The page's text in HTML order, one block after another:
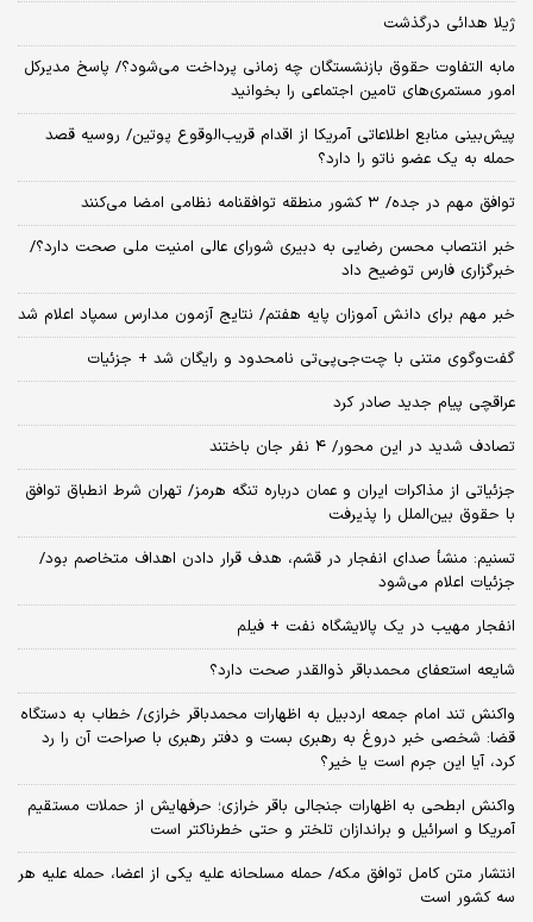
ژیلا هدائی درگذشت
مابه التفاوت حقوق بازنشستگان چه زمانی پرداخت می‌شود؟/ پاسخ مدیرکل
امور مستمری‌های تامین اجتماعی را بخوانید
پیش‌بینی منابع اطلاعاتی آمریکا از اقدام قریب‌الوقوع پوتین/ روسیه قصد
حمله به یک عضو ناتو را دارد؟
توافق مهم در جده/ ۳ کشور منطقه توافقنامه نظامی امضا می‌کنند
خبر انتصاب محسن رضایی به دبیری شورای عالی امنیت ملی صحت دارد؟/
خبرگزاری فارس توضیح داد
خبر مهم برای دانش آموزان پایه هفتم/ نتایج آزمون مدارس سمپاد اعلام شد
گفت‌وگوی متنی با چت‌جی‌پی‌تی نامحدود و رایگان شد + جزئیات
عراقچی پیام جدید صادر کرد
تصادف شدید در این محور/ ۴ نفر جان باختند
جزئیاتی از مذاکرات ایران و عمان درباره تنگه هرمز/ تهران شرط انطباق توافق
با حقوق بین‌الملل را پذیرفت
تسنیم: منشأ صدای انفجار در قشم، هدف قرار دادن اهداف متخاصم بود/
جزئیات اعلام می‌شود
انفجار مهیب در یک پالایشگاه نفت + فیلم
شایعه استعفای محمدباقر ذوالقدر صحت دارد؟
واکنش تند امام جمعه اردبیل به اظهارات محمدباقر خرازی/ خطاب به دستگاه
قضا: شخصی خبر دروغ به رهبری بست و دفتر رهبری با صراحت آن را رد
کرد، آیا این جرم است یا خیر؟
واکنش ابطحی به اظهارات جنجالی باقر خرازی؛ حرفهایش از حملات مستقیم
آمریکا و اسرائیل و براندازان تلختر و حتی خطرناکتر است
انتشار متن کامل توافق مکه/ حمله مسلحانه علیه یکی از اعضا، حمله علیه هر
سه کشور است